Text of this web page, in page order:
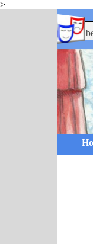
>
Direkt zum Seiteninhalt
-